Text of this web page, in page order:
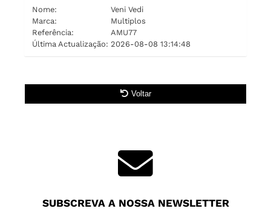
Nome:
Veni Vedi
Marca:
Multiplos
Referência:
AMU77
Última Actualização: 2026-08-08 13:14:48
Voltar
SUBSCREVA A NOSSA NEWSLETTER